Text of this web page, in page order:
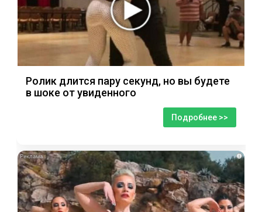
Ролик длится пару секунд, но вы будете
в шоке от увиденного
Подробнее >>
i